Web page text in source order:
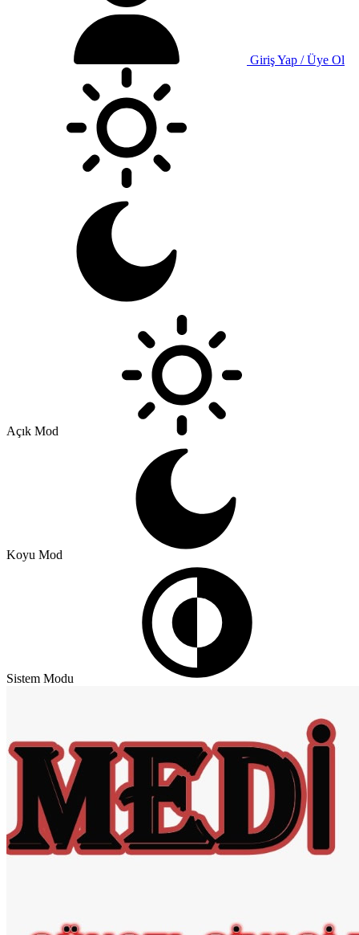
Giriş Yap / Üye Ol
Açık Mod
Koyu Mod
Sistem Modu